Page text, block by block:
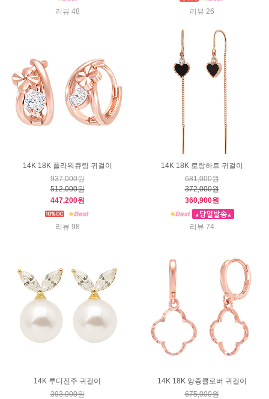
리뷰 48 리뷰 26
14K 18K 플라워큐링 귀걸이
937,000원
512,000원
447,200원
리뷰 98
14K 18K 로랑하트 귀걸이
681,000원
372,000원
360,900원
리뷰 74
14K 루디진주 귀걸이
393,000원
14K 18K 앙증클로버 귀걸이
675,000원